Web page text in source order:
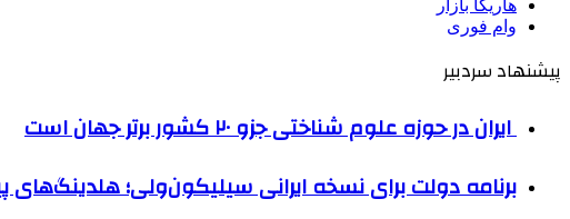
هاریکا بازار
وام فوری
پیشنهاد سردبیر
ایران در حوزه علوم شناختی جزو ۲۰ کشور برتر جهان است
برنامه دولت برای نسخه ایرانی سیلیکون‌ولی؛ هلدینگ‌های